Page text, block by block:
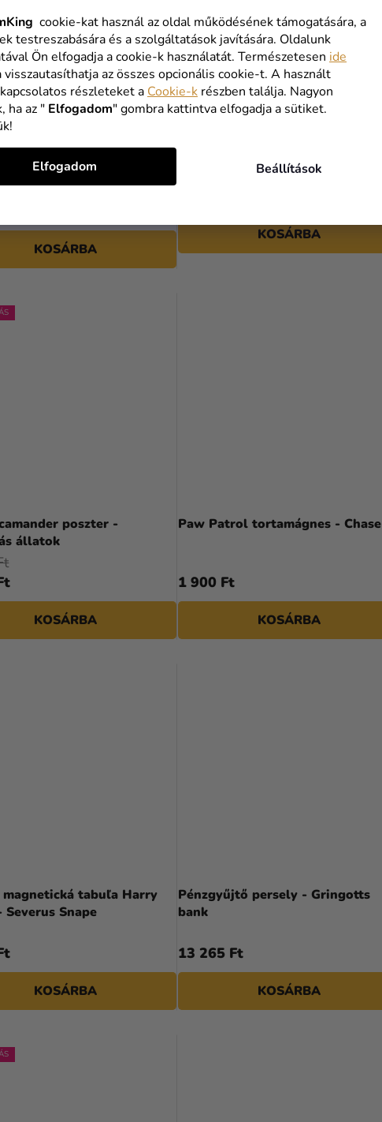
cookie-kat használ az oldal működésének támogatására, a
testreszabására és a szolgáltatások javítására. Oldalunk
Ön elfogadja a cookie-k használatát. Természetesen ide
az összes opcionális cookie-t. A használt
részleteket a Cookie-k részben találja. Nagyon
ha az " Elfogadom" gombra kattintva elfogadja a sütiket.
Beállítások
Elfogadom
- Pókember
KOSÁRBA
KOSÁRBA
poszter -
állatok
KOSÁRBA
Paw Patrol tortamágnes - Chase
1 900 Ft
KOSÁRBA
magnetická tabuľa Harry
Snape
KOSÁRBA
Pénzgyűjtő persely - Gringotts
bank
13 265 Ft
KOSÁRBA